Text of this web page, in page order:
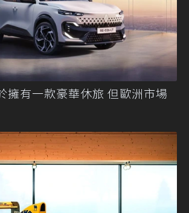
擁有一款豪華休旅 但歐洲市場